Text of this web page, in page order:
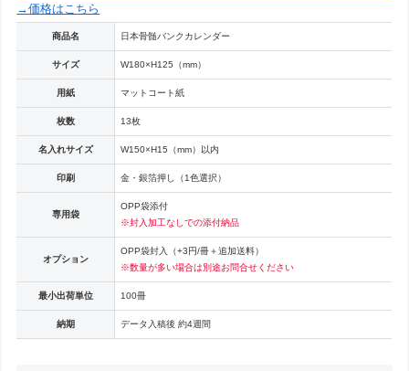
→価格はこちら
商品名 日本骨髄バンクカレンダー
サイズ W180×H125（mm）
用紙 マットコート紙
枚数 13枚
名入れサイズ W150×H15（mm）以内
印刷 金・銀箔押し（1色選択）
専用袋
OPP袋添付
※封入加工なしでの添付納品
オプション
OPP袋封入（+3円/冊＋追加送料）
※数量が多い場合は別途お問合せください
最小出荷単位 100冊
納期 データ入稿後 約4週間